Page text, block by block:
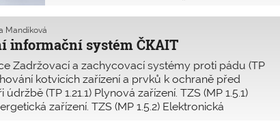
www.ckait.cz/content/rekodifikace-prava.
rámec, první východisko, neobsahu
informační systém ČKAIT
Mandíková
Zadržovací a zachycovací systémy proti pádu (TP
kotvicích zařízení a prvků k ochraně před
(TP 1.21.1) Plynová zařízení. TZS (MP 1.5.1)
zařízení. TZS (MP 1.5.2) Elektronická